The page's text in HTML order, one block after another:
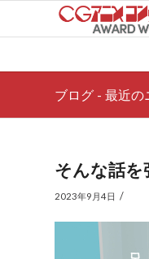
ブログ - 最近の
そんな話を
2023年9月4日 /